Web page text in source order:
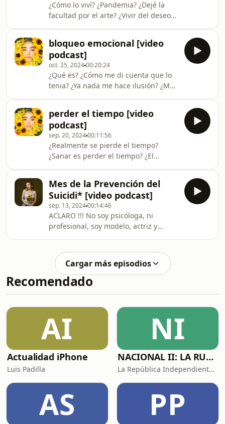
¿Cómo lo viví? ¿Pandemia? ¿Dejé la
facultad por el arte? ¿Vivir del deseo
bloqueo emocional [video
podcast]
oct. 25, 202400:20:24
¿Qué es? ¿Cómo me di cuenta que lo
tenia? ¿Ya nada me hace ilusión? ¿Me
con facilidad? ¿Quién me esta
ayudando? ¿Es porque nunca me
pude abrir realmente?
perder el tiempo [video
podcast]
sep. 20, 202400:11:56
¿Realmente se pierde el tiempo?
¿Sanar es perder el tiempo? ¿El
Mes de la Prevención del
Suicidi* [video podcast]
sep. 13, 202400:14:46
ACLARO !!! No soy psicóloga, ni
profesional, soy modelo, actriz y
aprender, no me creo gurú de nada ni
tengo la verdad absoluta, a veces me
gusta conspirar, pensar de más y
flashearla. Asi que, siempre tomen
que pueda servir y sino, aprender y
cambiar, que asi se florece.
Cargar más episodios
Recomendado
AI
Actualidad iPhone
Luis Padilla
NI
NACIONAL II: LA RUTA DEL EXILIO
La República Independiente de la Radio
AS PP